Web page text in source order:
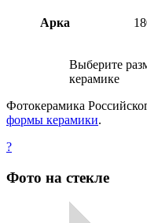
Арка
Выберите
керамике
Фотокерамика
формы керамики.
?
Фото на стекле